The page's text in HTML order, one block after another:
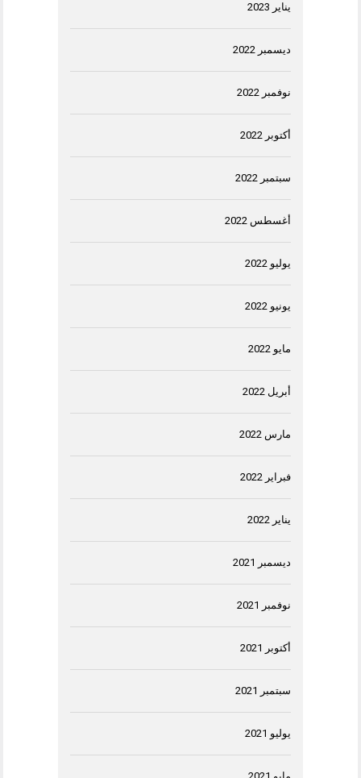
يناير 2023
ديسمبر 2022
نوفمبر 2022
أكتوبر 2022
سبتمبر 2022
أغسطس 2022
يوليو 2022
يونيو 2022
مايو 2022
أبريل 2022
مارس 2022
فبراير 2022
يناير 2022
ديسمبر 2021
نوفمبر 2021
أكتوبر 2021
سبتمبر 2021
يوليو 2021